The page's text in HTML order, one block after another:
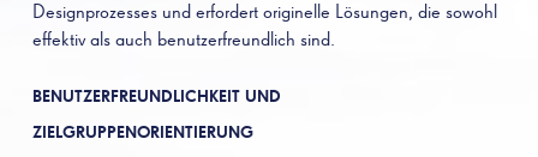
Designprozesses und erfordert originelle Lösungen, die sowohl
effektiv als auch benutzerfreundlich sind.
BENUTZERFREUNDLICHKEIT UND
ZIELGRUPPENORIENTIERUNG